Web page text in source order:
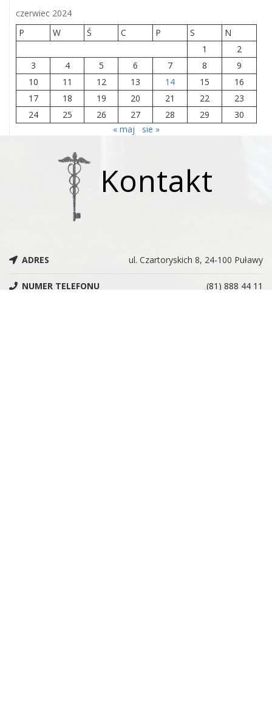
czerwiec 2024
P
W Ś C P S
N
1
2
3
4 5 6 7 8
9
10
11 12 13 14 15
16
17
18 19 20 21 22
23
24
25 26 27 28 29
30
« maj
sie »
Kontakt
ADRES ul. Czartoryskich 8, 24-100 Puławy
NUMER TELEFONU (81) 888 44 11